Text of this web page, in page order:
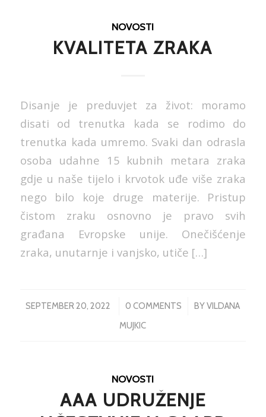
NOVOSTI
KVALITETA ZRAKA
Disanje je preduvjet za život: moramo
disati od trenutka kada se rodimo do
trenutka kada umremo. Svaki dan odrasla
osoba udahne 15 kubnih metara zraka
gdje u naše tijelo i krvotok uđe više zraka
nego bilo koje druge materije. Pristup
čistom zraku osnovno je pravo svih
građana Evropske unije. Onečišćenje
zraka, unutarnje i vanjsko, utiče […]
SEPTEMBER 20, 2022
/ 0 COMMENTS
/ BYVILDANA
MUJKIC
NOVOSTI
AAA UDRUŽENJE